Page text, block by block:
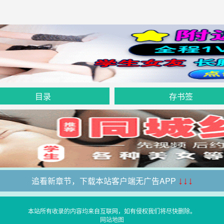
目录 存书签
追看新章节，下载本站客户端无广告APP ↓↓↓
本站所有收录的内容均来自互联网，如有侵权我们将尽快删除。
网站地图